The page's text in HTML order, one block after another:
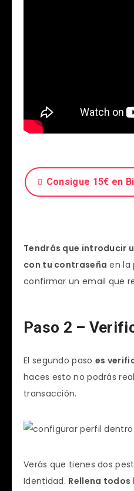
Consigue 15€ en
Tendrás que introducir
con tu contraseña en la
confirmar un email que
Paso 2 –
El segundo paso es
haces esto no podrás
transacción.
Verás que tienes dos
Identidad. Rellena todos